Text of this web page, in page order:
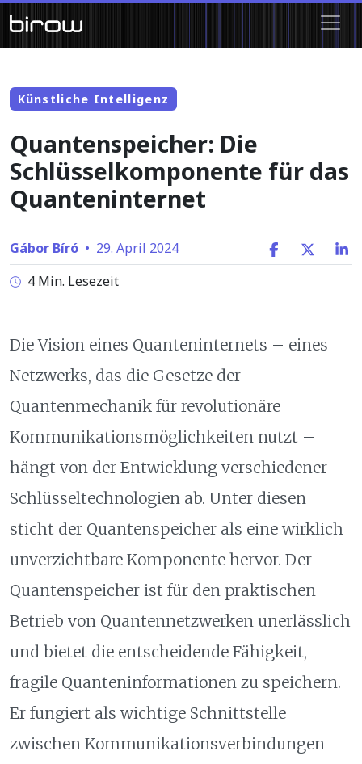
Künstliche Intelligenz
Quantenspeicher: Die
Schlüsselkomponente für das
Quanteninternet
Gábor Bíró • 29. April 2024
4 Min. Lesezeit
Die Vision eines Quanteninternets – eines
Netzwerks, das die Gesetze der
Quantenmechanik für revolutionäre
Kommunikationsmöglichkeiten nutzt –
hängt von der Entwicklung verschiedener
Schlüsseltechnologien ab. Unter diesen
sticht der Quantenspeicher als eine wirklich
unverzichtbare Komponente hervor. Der
Quantenspeicher ist für den praktischen
Betrieb von Quantennetzwerken unerlässlich
und bietet die entscheidende Fähigkeit,
fragile Quanteninformationen zu speichern.
Er fungiert als wichtige Schnittstelle
zwischen Kommunikationsverbindungen